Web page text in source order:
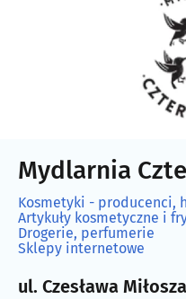
Mydlarnia
Kosmetyki - producenci,
Artykuły kosmetyczne i
Drogerie, perfumerie
Sklepy internetowe
ul. Czesława